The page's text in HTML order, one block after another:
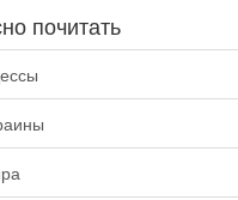
почитать